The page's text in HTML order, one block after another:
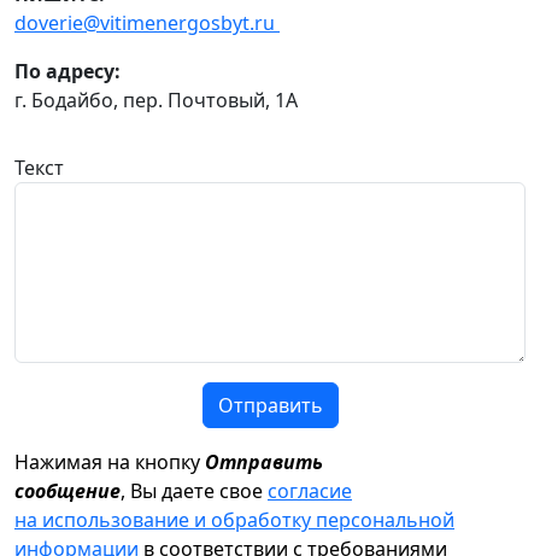
doverie@vitimenergosbyt.ru
По адресу:
г. Бодайбо, пер. Почтовый, 1А
Текст
Отправить
Нажимая на кнопку Отправить
сообщение, Вы даете своесогласие
на использование и обработку персональной
информации в соответствии с требованиями